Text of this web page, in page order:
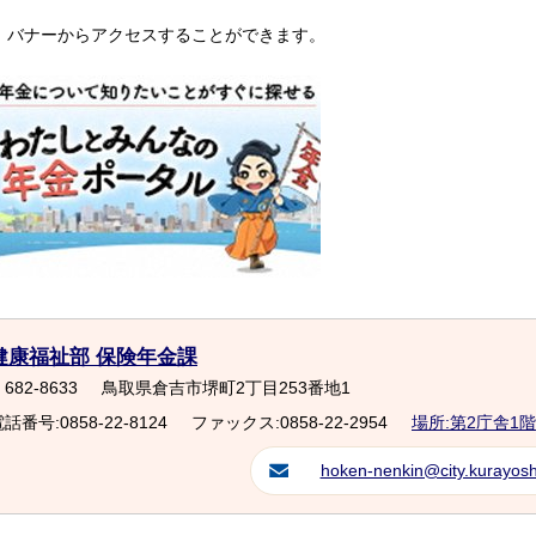
ナーからアクセスすることができます。
康福祉部 保険年金課
682-8633
鳥取県倉吉市堺町2丁目253番地1
話番号:0858-22-8124
ファックス:0858-22-2954 場所:第2庁舎1階
hoken-